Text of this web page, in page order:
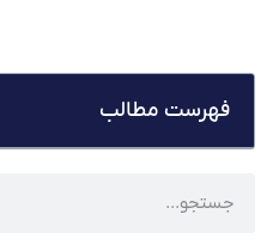
فهرست مطالب